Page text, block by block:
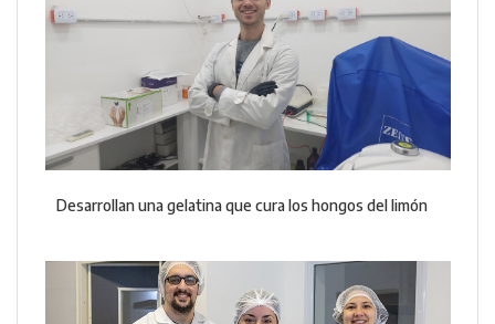
Desarrollan una gelatina que cura los hongos del limón